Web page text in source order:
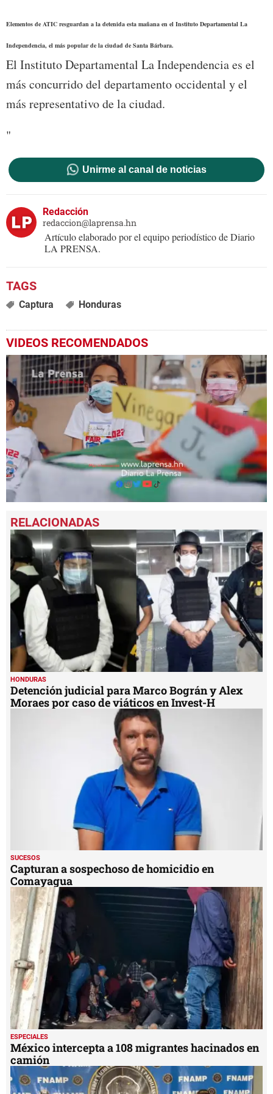
Elementos de ATIC resguardan a la detenida esta mañana en el Instituto Departamental La
Independencia, el más popular de la ciudad de Santa Bárbara.
El Instituto Departamental La Independencia es el
más concurrido del departamento occidental y el
más representativo de la ciudad.
"
Unirme al canal de noticias
Redacción
redaccion@laprensa.hn
Artículo elaborado por el equipo periodístico de Diario
LA PRENSA.
Captura Honduras
VIDEOS RECOMENDADOS
seconds
of
3
minutes,
seconds
HONDURAS
Detención judicial para Marco Bográn y Alex
Moraes por caso de viáticos en Invest-H
SUCESOS
Capturan a sospechoso de homicidio en
Comayagua
ESPECIALES
México intercepta a 108 migrantes hacinados en
camión